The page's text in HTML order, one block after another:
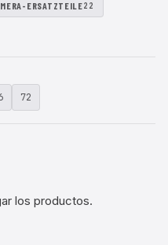
ERSATZTEILE22
72
los productos.